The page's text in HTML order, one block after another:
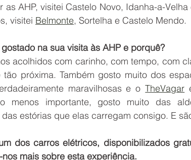
AHP, visitei Castelo Novo, Idanha-a-
visitei Belmonte, Sortelha e Castelo Mendo.
na sua visita às AHP e porquê?
acolhidos com carinho, com tempo, com
próxima. Também gosto muito dos
maravilhosas e o TheVagar
menos importante, gosto muito das
estórias que elas carregam consigo. E
dos carros elétricos, disponibilizados
mais sobre esta experiência.